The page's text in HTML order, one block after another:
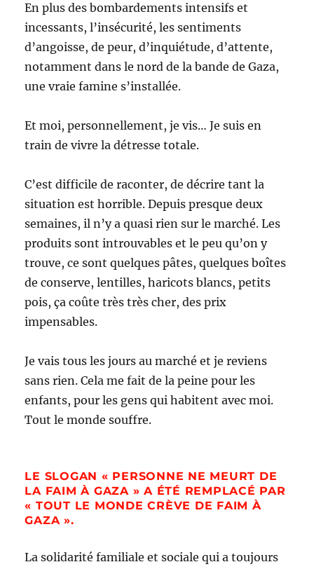
En plus des bombardements intensifs et
incessants, l’insécurité, les sentiments
d’angoisse, de peur, d’inquiétude, d’attente,
notamment dans le nord de la bande de Gaza,
une vraie famine s’installée.
Et moi, personnellement, je vis… Je suis en
train de vivre la détresse totale.
C’est difficile de raconter, de décrire tant la
situation est horrible. Depuis presque deux
semaines, il n’y a quasi rien sur le marché. Les
produits sont introuvables et le peu qu’on y
trouve, ce sont quelques pâtes, quelques boîtes
de conserve, lentilles, haricots blancs, petits
pois, ça coûte très très cher, des prix
impensables.
Je vais tous les jours au marché et je reviens
sans rien. Cela me fait de la peine pour les
enfants, pour les gens qui habitent avec moi.
Tout le monde souffre.
LE SLOGAN « PERSONNE NE MEURT DE
LA FAIM À GAZA » A ÉTÉ REMPLACÉ PAR
« TOUT LE MONDE CRÈVE DE FAIM À
GAZA ».
La solidarité familiale et sociale qui a toujours